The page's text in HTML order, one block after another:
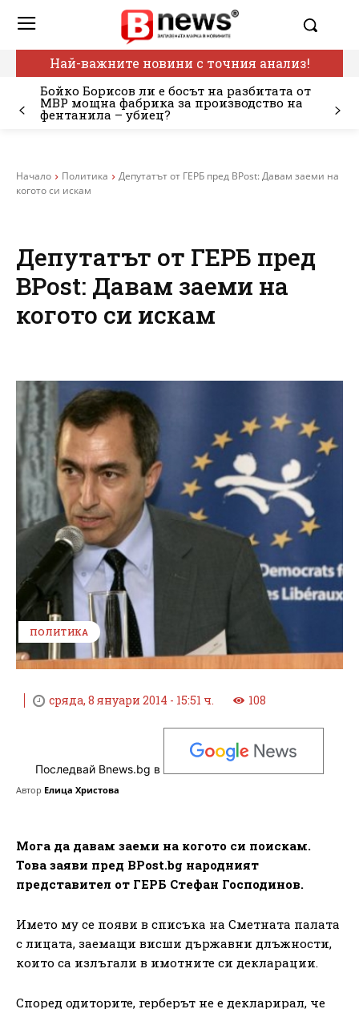
Най-важните новини с точния анализ!
Бойко Борисов ли е босът на разбитата от
МВР мощна фабрика за производство на
фентанила – убиец?
Начало Политика
Депутатът от ГЕРБ пред BPost: Давам заеми на
когото си искам
Депутатът от ГЕРБ пред
BPost: Давам заеми на
когото си искам
ПОЛИТИКА
сряда, 8 януари 2014 - 15:51 ч. 108
Последвай Bnews.bg в
Автор Елица Христова
Мога да давам заеми на когото си поискам.
Това заяви пред BPost.bg народният
представител от ГЕРБ Стефан Господинов.
Името му се появи в списъка на Сметната палата
с лицата, заемащи висши държавни длъжности,
които са излъгали в имотните си декларации.
Според одиторите, герберът не е декларирал, че